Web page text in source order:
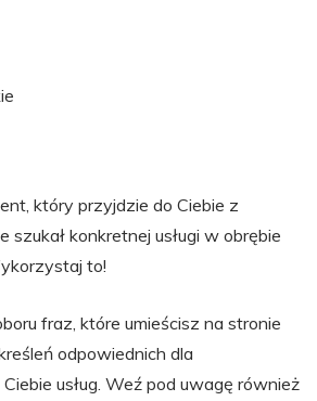
który przyjdzie do Ciebie z
konkretnej usługi w obrębie
to!
fraz, które umieścisz na stronie
odpowiednich dla
usług. Weź pod uwagę również